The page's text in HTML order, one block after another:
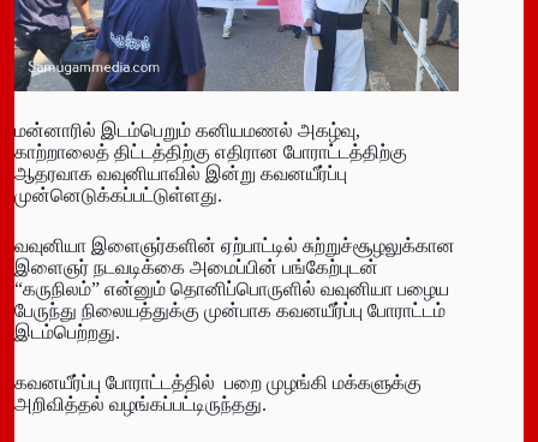
மன்னாரில் இடம்பெறும் கனியமணல் அகழ்வு,
காற்றாலைத் திட்டத்திற்கு எதிரான போராட்டத்திற்கு
ஆதரவாக வவுனியாவில் இன்று கவனயீர்ப்பு
முன்னெடுக்கப்பட்டுள்ளது.
வவுனியா இளைஞர்களின் ஏற்பாட்டில் சுற்றுச்சூழலுக்கான
இளைஞர் நடவடிக்கை அமைப்பின் பங்கேற்புடன்
“கருநிலம்” என்னும் தொனிப்பொருளில் வவுனியா பழைய
பேருந்து நிலையத்துக்கு முன்பாக கவனயீர்ப்பு போராட்டம்
இடம்பெற்றது.
கவனயீர்ப்பு போராட்டத்தில் பறை முழங்கி மக்களுக்கு
அறிவித்தல் வழங்கப்பட்டிருந்தது.